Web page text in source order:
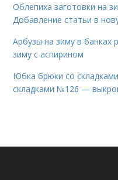
Облепиха заготовки на
Добавление статьи в
Арбузы на зиму в банках
зиму с аспирином
Юбка брюки со
складками №126 —